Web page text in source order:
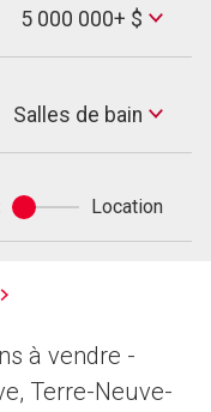
Max
Price
5 000 000+ $
Salles
de
Salles de bain
Achat
ou
Location
à vendre -
Terre-Neuve-